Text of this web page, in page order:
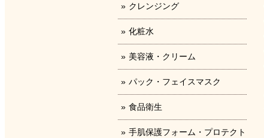
クレンジング
化粧水
美容液・クリーム
パック・フェイスマスク
食品衛生
手肌保護フォーム・プロテクト